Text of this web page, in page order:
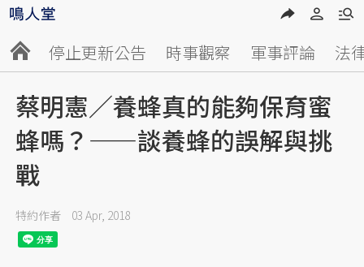
停止更新公告 時事觀察 軍事評論 法
蔡明憲／養蜂真的能夠保育蜜
蜂嗎？——談養蜂的誤解與挑
戰
特約作者 03 Apr, 2018